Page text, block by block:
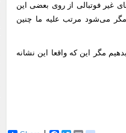
غیر فوتبالی از روی بعضی این
می‌شود مرتب علیه ما چنین
مگر این که واقعا این نشانه